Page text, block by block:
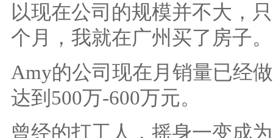
以现在公司的规模并不大，
个月，我就在广州买了房子
Amy的公司现在月销量已经
达到500万-600万元。
曾经的打工人，摇身一变成